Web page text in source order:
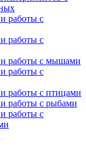
работы с
работы с
и работы с мышами
работы с
работы с птицами
работы с рыбами
работы с